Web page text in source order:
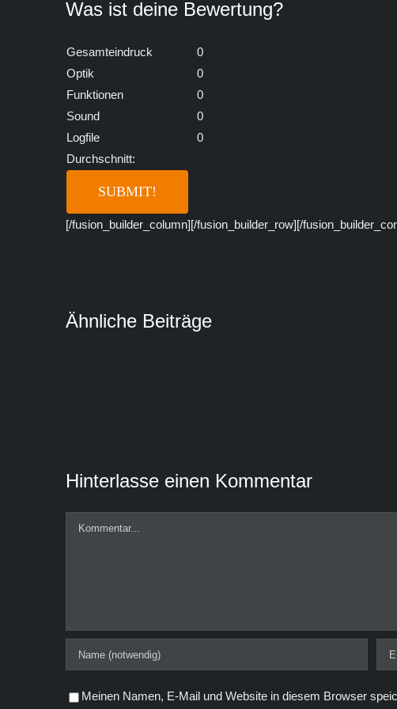
Was ist deine Bewertung?
Gesamteindruck
0
Optik
0
Funktionen
0
Sound
0
Logfile
0
Durchschnitt:
[/fusion_builder_column][/fusion_builder_row][/
Ähnliche Beiträge
Hinterlasse einen Kommentar
Kommentar
Meinen Namen, E-Mail und Website in diesem Browser